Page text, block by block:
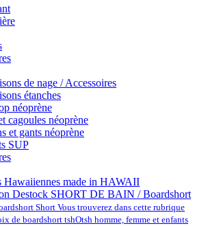
de nage / Accessoires
étanches
néoprène
cagoules néoprène
et gants néoprène
SUP
Hawaiiennes made in HAWAII
Destock SHORT DE BAIN / Boardshort
Short Vous trouverez dans cette rubrique
de boardshort tshOtsh homme, femme et enfants